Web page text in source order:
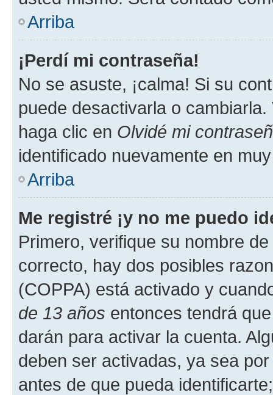
Arriba
¡Perdí mi contraseña!
No se asuste, ¡calma! Si su
puede desactivarla o
haga clic en Olvidé mi
identificado nuevamente en
Arriba
Me registré ¡y no me puedo
Primero, verifique su nombre
correcto, hay dos posibles
(COPPA) está activado y
de 13 años entonces tendrá
darán para activar la cuenta.
deben ser activadas, ya sea
antes de que pueda